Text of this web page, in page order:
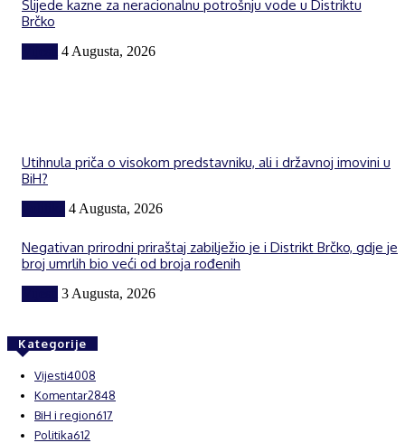
Slijede kazne za neracionalnu potrošnju vode u Distriktu
Brčko
4 Augusta, 2026
Utihnula priča o visokom predstavniku, ali i državnoj imovini u
BiH?
4 Augusta, 2026
Negativan prirodni priraštaj zabilježio je i Distrikt Brčko, gdje je
broj umrlih bio veći od broja rođenih
3 Augusta, 2026
Kategorije
Vijesti4008
Komentar2848
BiH i region617
Politika612